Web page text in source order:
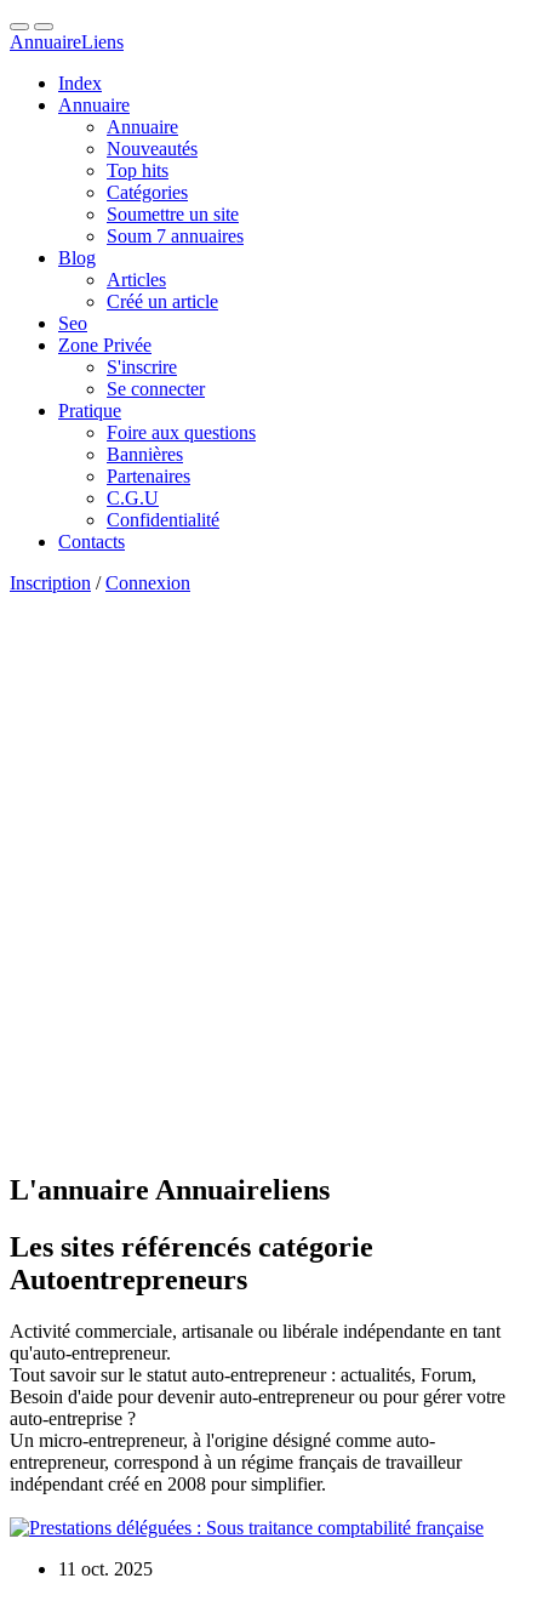
AnnuaireLiens
Index
Annuaire
Annuaire
Nouveautés
Top hits
Catégories
Soumettre un site
Soum 7 annuaires
Blog
Articles
Créé un article
Seo
Zone Privée
S'inscrire
Se connecter
Pratique
Foire aux questions
Bannières
Partenaires
C.G.U
Confidentialité
Contacts
Inscription /Connexion
L'annuaire Annuaireliens
Les sites référencés catégorie
Autoentrepreneurs
Activité commerciale, artisanale ou libérale indépendante en tant
qu'auto-entrepreneur.
Tout savoir sur le statut auto-entrepreneur : actualités, Forum,
Besoin d'aide pour devenir auto-entrepreneur ou pour gérer votre
auto-entreprise ?
Un micro-entrepreneur, à l'origine désigné comme auto-
entrepreneur, correspond à un régime français de travailleur
indépendant créé en 2008 pour simplifier.
11 oct. 2025